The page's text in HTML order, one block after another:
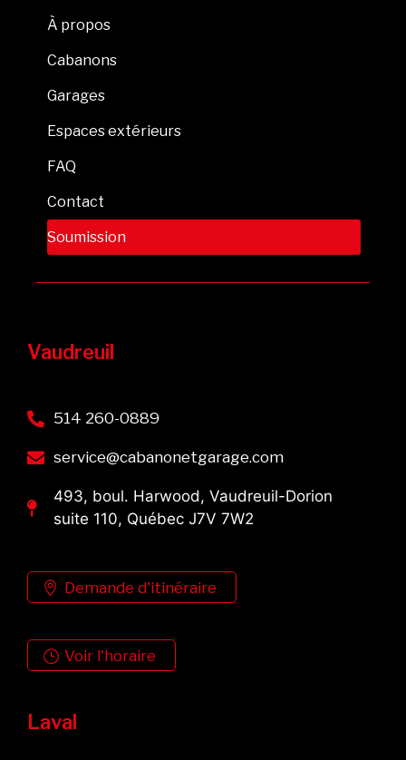
À propos
Cabanons
Garages
Espaces extérieurs
FAQ
Contact
Soumission
Vaudreuil
514 260-0889
service@cabanonetgarage.com
493, boul. Harwood, Vaudreuil-Dorion
suite 110, Québec J7V 7W2
Demande d'itinéraire
Voir l'horaire
Laval